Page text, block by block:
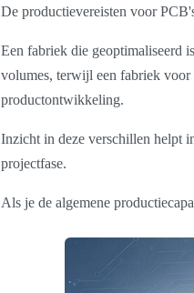
De productievereisten voor
Een fabriek die geoptimaliseerd
volumes, terwijl een fabriek
productontwikkeling.
Inzicht in deze verschillen helpt
projectfase.
Als je de algemene